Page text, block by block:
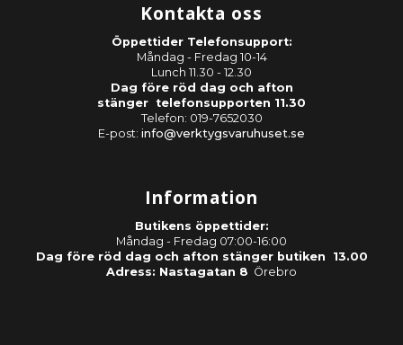
Kontakta oss
Öppettider Telefonsupport:
Måndag - Fredag 10-14
Lunch 11.30 - 12.30
Dag före röd dag och afton
stänger telefonsupporten 11.30
Telefon: 019-7652030
E-post: info@verktygsvaruhuset.se
Information
Butikens öppettider:
Måndag - Fredag 07:00-16:00
Dag före röd dag och afton stänger butiken 13.00
Adress: Nastagatan 8 Örebro